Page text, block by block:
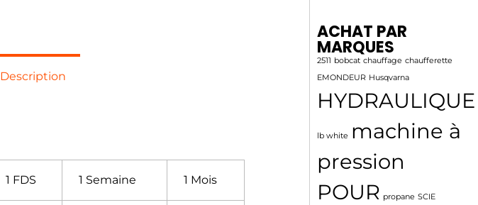
Description
1 FDS 1 Semaine 1 Mois
ACHAT PAR
MARQUES
2511 bobcat chauffage chaufferette
EMONDEUR Husqvarna
HYDRAULIQUE
lb white machine à
pression
POUR propane SCIE